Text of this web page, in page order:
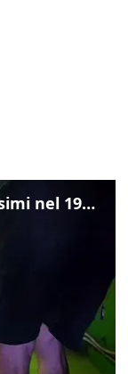
Ecco il tanko usato dai Serenissimi nel 1997 per il blitz a San Marco